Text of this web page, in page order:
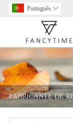
Português 
FABRICANTE DE